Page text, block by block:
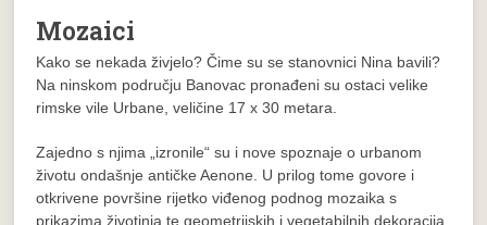
Mozaici
Kako se nekada živjelo? Čime su se stanovnici Nina bavili?
Na ninskom području Banovac pronađeni su ostaci velike
rimske vile Urbane, veličine 17 x 30 metara.
Zajedno s njima „izronile“ su i nove spoznaje o urbanom
životu ondašnje antičke Aenone. U prilog tome govore i
otkrivene površine rijetko viđenog podnog mozaika s
prikazima životinja te geometrijskih i vegetabilnih dekoracija,